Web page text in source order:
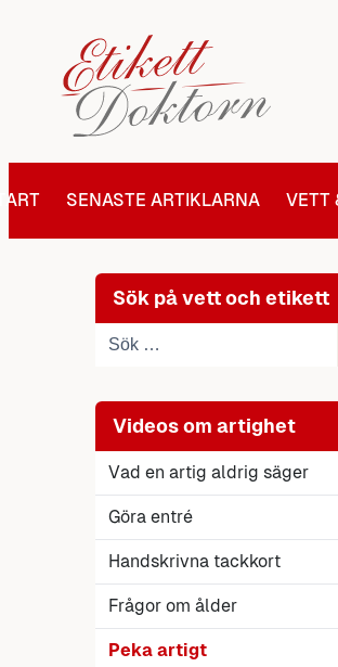
innehåll
SENASTE ARTIKLARNA VETT
Sök på vett och etikett
Videos om artighet
Vad en artig aldrig säger
Göra entré
Handskrivna tackkort
Frågor om ålder
Peka artigt